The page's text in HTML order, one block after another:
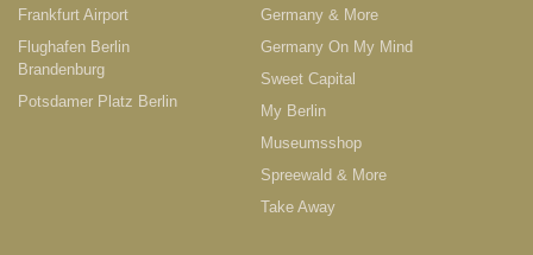
Frankfurt Airport
Flughafen Berlin
Brandenburg
Potsdamer Platz Berlin
Germany & More
Germany On My Mind
Sweet Capital
My Berlin
Museumsshop
Spreewald & More
Take Away